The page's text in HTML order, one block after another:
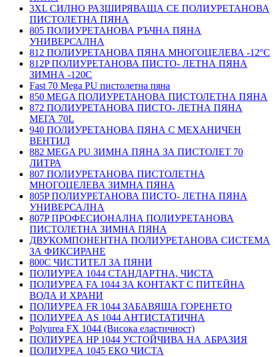
3XL СИЛНО РАЗШИРЯВАЩА СЕ ПОЛИУРЕТАНОВА
ПИСТОЛЕТНА ПЯНА
805 ПОЛИУРЕТАНОВА РЪЧНА ПЯНА
УНИВЕРСАЛНА
812 ПОЛИУРЕТАНОВА ПЯНА МНОГОЦЕЛЕВА -12°C
812P ПОЛИУРЕТАНОВА ПИСТО- ЛЕТНА ПЯНА
ЗИМНА -120С
Fast 70 Mega PU пистолетна пяна
850 MEGA ПОЛИУРЕТАНОВА ПИСТОЛЕТНА ПЯНА
872 ПОЛИУРЕТАНОВА ПИСТО- ЛЕТНА ПЯНА
МЕГА 70L
940 ПОЛИУРЕТАНОВА ПЯНА С МЕХАНИЧЕН
ВЕНТИЛ
882 MEGA PU ЗИМНА ПЯНА ЗА ПИСТОЛЕТ 70
ЛИТРА
807 ПОЛИУРЕТАНОВА ПИСТОЛЕТНА
МНОГОЦЕЛЕВА ЗИМНА ПЯНА
805P ПОЛИУРЕТАНОВА ПИСТО- ЛЕТНА ПЯНА
УНИВЕРСАЛНА
807P ПРОФЕСИОНАЛНА ПОЛИУРЕТАНОВА
ПИСТОЛЕТНА ЗИМНА ПЯНА
ДВУКОМПОНЕНТНА ПОЛИУРЕТАНОВА СИСТЕМА
ЗА ФИКСИРАНЕ
800C ЧИСТИТЕЛ ЗА ПЯНИ
ПОЛИУРЕА 1044 СТАНДАРТНА, ЧИСТА
ПОЛИУРЕА FA 1044 ЗА КОНТАКТ С ПИТЕЙНА
ВОДА И ХРАНИ
ПОЛИУРЕА FR 1044 ЗАБАВЯЩА ГОРЕНЕТО
ПОЛИУРЕА AS 1044 АНТИСТАТИЧНА
Polyurea FX 1044 (Висока еластичност)
ПОЛИУРЕА HP 1044 УСТОЙЧИВА НА АБРАЗИЯ
ПОЛИУРЕА 1045 ЕКО ЧИСТА